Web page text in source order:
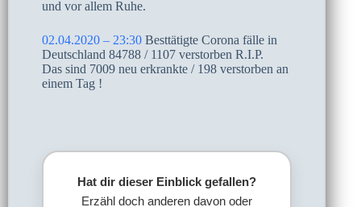
und vor allem Ruhe.
02.04.2020 – 23:30 Besttätigte Corona fälle in
Deutschland 84788 / 1107 verstorben R.I.P.
Das sind 7009 neu erkrankte / 198 verstorben an
einem Tag !
Hat dir dieser Einblick gefallen?
Erzähl doch anderen davon oder